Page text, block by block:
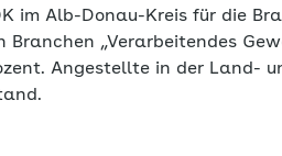
im Alb-Donau-Kreis für die
„Verarbeitendes
Angestellte in der Land-